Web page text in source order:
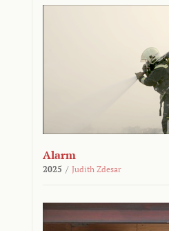
Alarm
2025 / Judith Zdesar